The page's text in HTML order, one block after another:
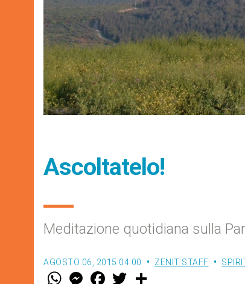
Ascoltatelo!
Meditazione quotidiana sulla
AGOSTO 06, 2015 04:00 ZENIT STAFF
W M F